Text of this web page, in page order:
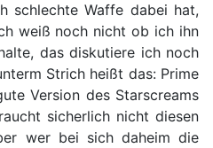
schlechte Waffe dabei hat,
weiß noch nicht ob ich ihn
das diskutiere ich noch
Strich heißt das: Prime
Version des Starscreams
sicherlich nicht diesen
wer bei sich daheim die